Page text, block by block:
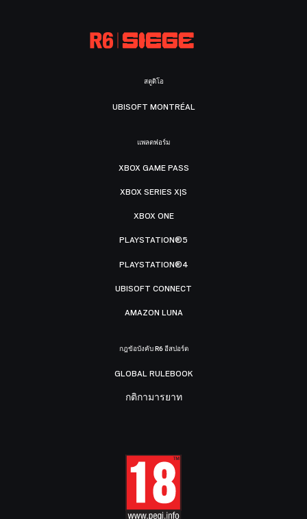
สตูดิโอ
UBISOFT MONTRÉAL
แพลตฟอร์ม
XBOX GAME PASS
XBOX SERIES X|S
XBOX ONE
PLAYSTATION®5
PLAYSTATION®4
UBISOFT CONNECT
AMAZON LUNA
กฎข้อบังคับ R6 อีสปอร์ต
GLOBAL RULEBOOK
กติกามารยาท